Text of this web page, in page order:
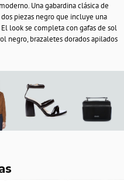
Una gabardina clásica de
piezas negro que incluye una
look se completa con gafas de sol
negro, brazaletes dorados apilados